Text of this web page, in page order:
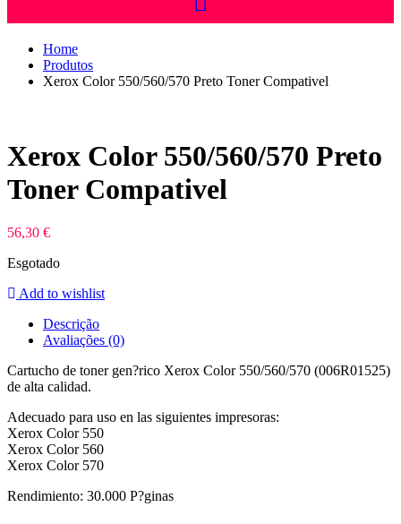
Home
Produtos
Xerox Color 550/560/570 Preto Toner Compativel
Xerox Color 550/560/570 Preto
Toner Compativel
56,30 €
Esgotado
Add to wishlist
Descrição
Avaliações (0)
Cartucho de toner gen?rico Xerox Color 550/560/570 (006R01525)
de alta calidad.
Adecuado para uso en las siguientes impresoras:
Xerox Color 550
Xerox Color 560
Xerox Color 570
Rendimiento: 30.000 P?ginas